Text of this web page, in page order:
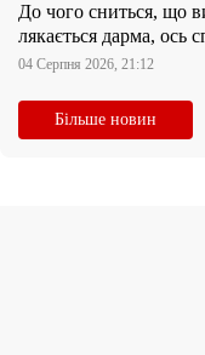
До чого сниться, що
лякається дарма, ось
04 Серпня 2026, 21:12
Більше новин